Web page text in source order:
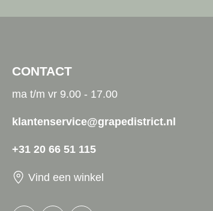
CONTACT
ma t/m vr 9.00 - 17.00
klantenservice@grapedistrict.nl
+31 20 66 51 115
Vind een winkel